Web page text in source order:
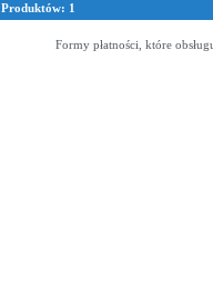
Produktów: 1
Formy płatności, które